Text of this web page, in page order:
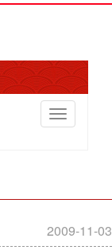
切
换
2009-11-03